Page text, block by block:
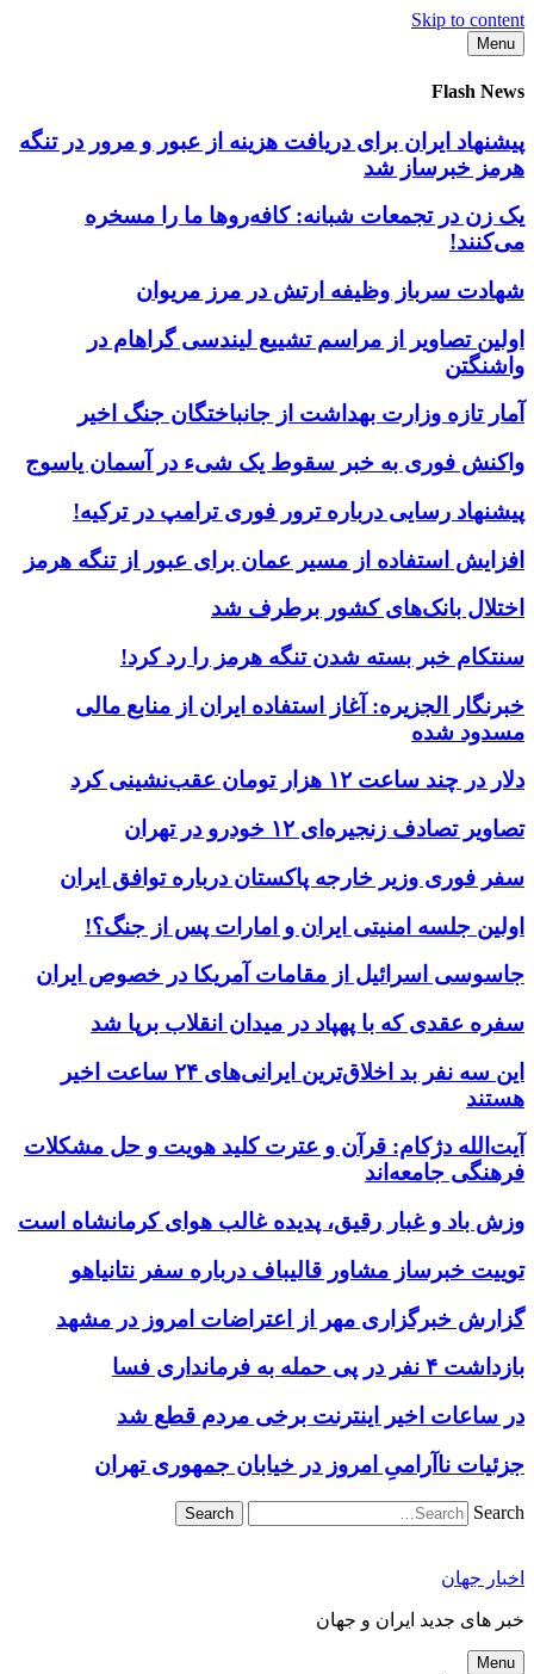
Skip to content
Menu
Flash News
پیشنهاد ایران برای دریافت هزینه از عبور و مرور در تنگه
هرمز خبرساز شد
یک زن در تجمعات شبانه: کافه‌روها ما را مسخره
می‌کنند!
شهادت سرباز وظیفه ارتش در مرز مریوان
اولین تصاویر از مراسم تشییع لیندسی گراهام در
واشنگتن
آمار تازه وزارت بهداشت از جانباختگان جنگ اخیر
واکنش فوری به خبر سقوط یک شیء در آسمان یاسوج
پیشنهاد رسایی درباره ترور فوری ترامپ در ترکیه!
افزایش استفاده از مسیر عمان برای عبور از تنگه هرمز
اختلال بانک‌های کشور برطرف شد
سنتکام خبر بسته شدن تنگه هرمز را رد کرد!
خبرنگار الجزیره: آغاز استفاده ایران از منابع مالی
مسدود شده
دلار در چند ساعت ۱۲ هزار تومان عقب‌نشینی کرد
تصاویر تصادف زنجیره‌ای ۱۲ خودرو در تهران
سفر فوری وزیر خارجه پاکستان درباره توافق ایران
اولین جلسه امنیتی ایران و امارات پس از جنگ؟!
جاسوسی اسرائیل از مقامات آمریکا در خصوص ایران
سفره عقدی که با پهپاد در میدان انقلاب برپا شد
این سه نفر بد اخلاق‌ترین ایرانی‌های ۲۴ ساعت اخیر
هستند
آیت‌الله دژکام: قرآن و عترت کلید هویت و حل مشکلات
فرهنگی جامعه‌اند
وزش باد و غبار رقیق، پدیده غالب هوای کرمانشاه است
توییت خبرساز مشاور قالیباف درباره سفر نتانیاهو
گزارش خبرگزاری مهر از اعتراضات امروز در مشهد
بازداشت ۴ نفر در پی حمله به فرمانداری فسا
در ساعات اخیر اینترنت برخی مردم قطع شد
جزئیات ناآرامیِ امروز در خیابان جمهوری تهران
Search
اخبار جهان
خبر های جدید ایران و جهان
Menu